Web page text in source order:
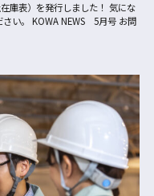
庫表）を発行しました！ 気にな
さい。 KOWA NEWS 5月号 お問